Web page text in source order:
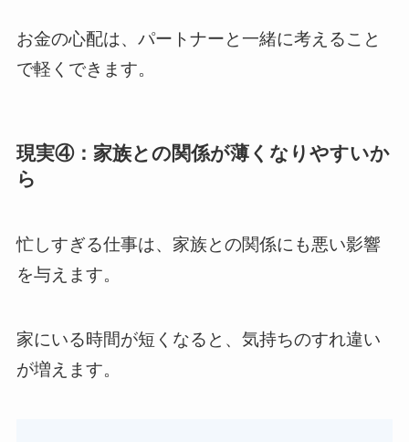
お金の心配は、パートナーと一緒に考えること
で軽くできます。
現実④：家族との関係が薄くなりやすいか
ら
忙しすぎる仕事は、家族との関係にも悪い影響
を与えます。
家にいる時間が短くなると、気持ちのすれ違い
が増えます。